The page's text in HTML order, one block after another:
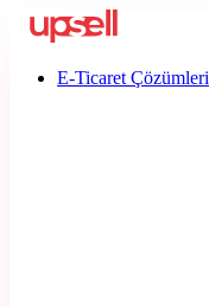
E-Ticaret Çözümleri